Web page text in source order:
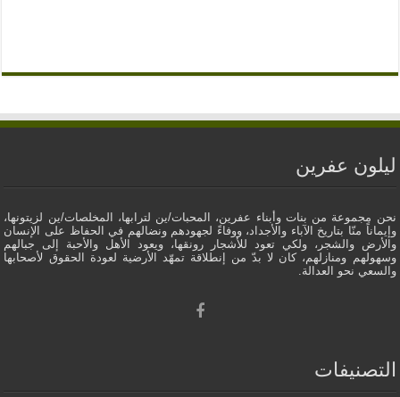
ليلون عفرين
نحن مجموعة من بنات وأبناء عفرين، المحبات/ين لترابها، المخلصات/ين لزيتونها،
وإيماناً منّا بتاريخ الآباء والأجداد، ووفاءً لجهودهم ونضالهم في الحفاظ على الإنسان
والأرض والشجر، ولكي تعود للأشجار رونقها، ويعود الأهل والأحبة إلى جبالهم
وسهولهم ومنازلهم، كان لا بدّ من إنطلاقة تمهّد الأرضية لعودة الحقوق لأصحابها
والسعي نحو العدالة.
التصنيفات